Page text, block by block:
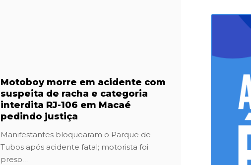
Motoboy morre em acidente com
suspeita de racha e categoria
interdita RJ-106 em Macaé
pedindo justiça
Manifestantes bloquearam o Parque de
Tubos após acidente fatal; motorista foi
preso…